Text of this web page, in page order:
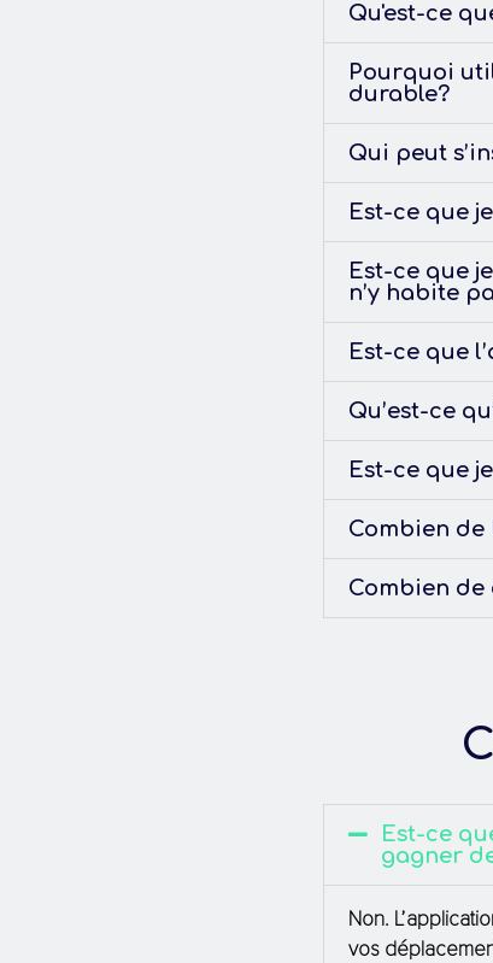
Qu'est-ce
Pourquoi
durable?
Qui peut
Est-ce que
Est-ce que
n’y habite
Est-ce que
Qu’est-ce
Est-ce que
Combien
Combien
Est-ce
gagner
Non.
vos